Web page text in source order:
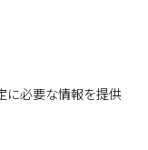
に必要な情報を提供